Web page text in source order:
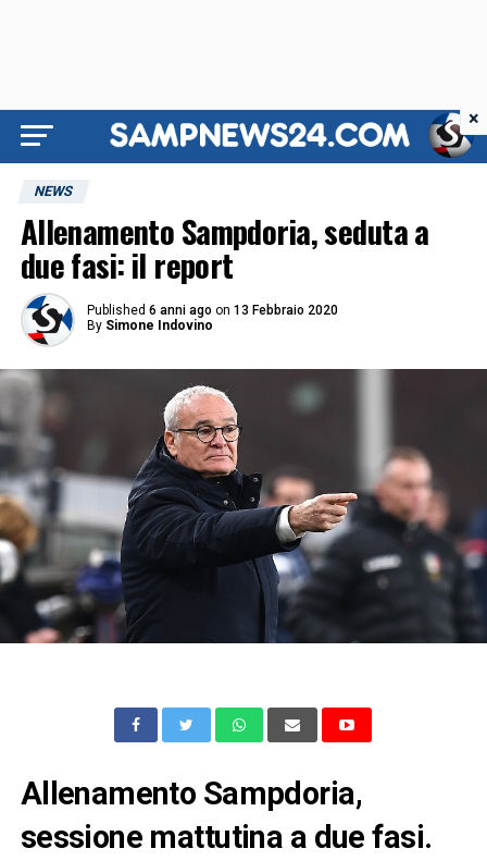
NEWS
Allenamento Sampdoria, seduta a
due fasi: il report
Published 6 anni ago on 13 Febbraio 2020
By Simone Indovino
Allenamento Sampdoria,
sessione mattutina a due fasi.
×